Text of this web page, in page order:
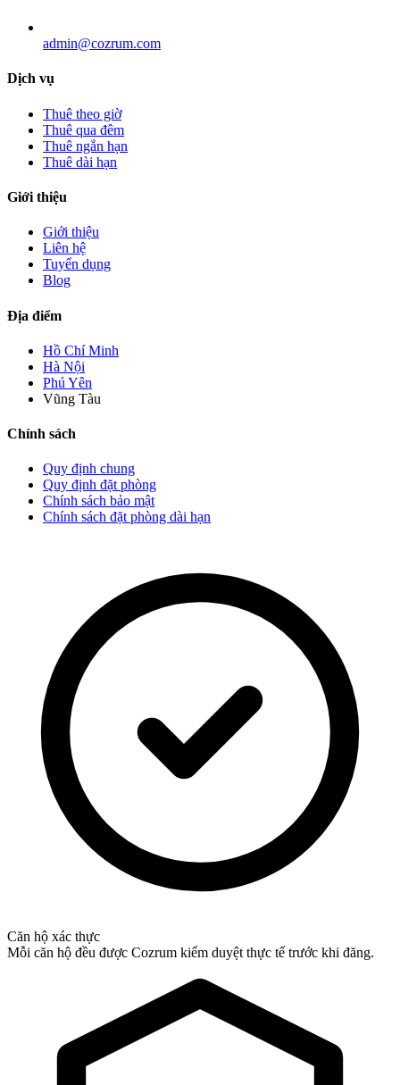
admin@cozrum.com
Dịch vụ
Thuê theo giờ
Thuê qua đêm
Thuê ngắn hạn
Thuê dài hạn
Giới thiệu
Giới thiệu
Liên hệ
Tuyển dụng
Blog
Địa điểm
Hồ Chí Minh
Hà Nội
Phú Yên
Vũng Tàu
Chính sách
Quy định chung
Quy định đặt phòng
Chính sách bảo mật
Chính sách đặt phòng dài hạn
Căn hộ xác thực
Mỗi căn hộ đều được Cozrum kiểm duyệt thực tế trước khi đăng.